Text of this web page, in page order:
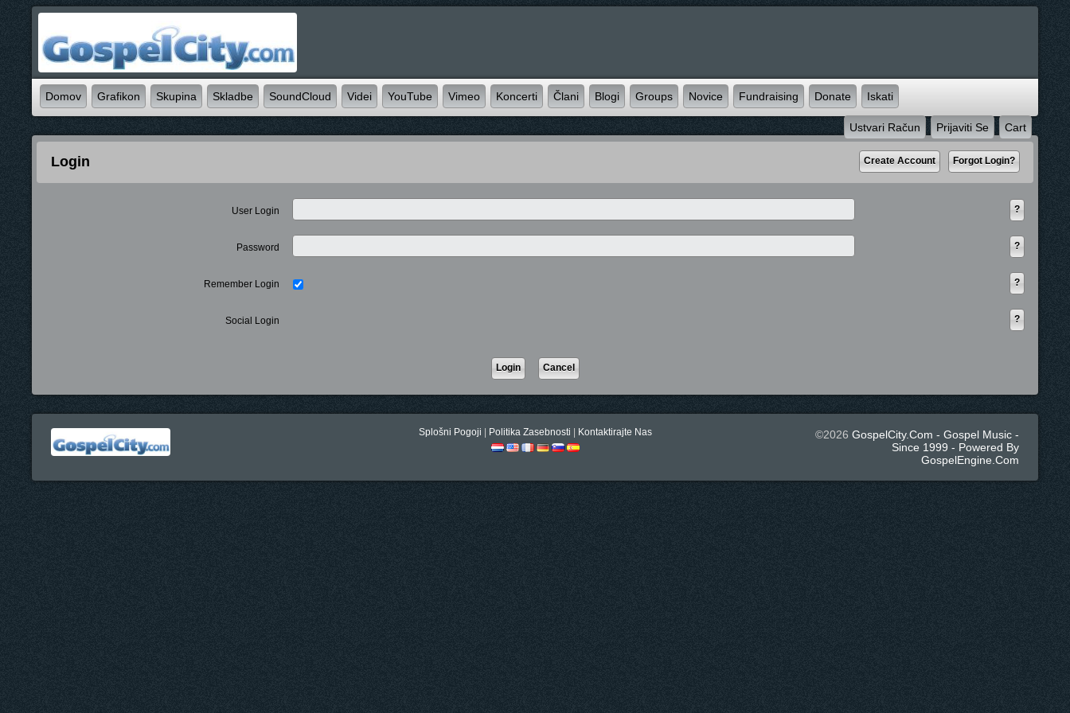
Domov Grafikon Skupina Skladbe SoundCloud Videi YouTube Vimeo Koncerti Člani Blogi Groups Novice Fundraising Donate Iskati
Ustvari Račun Prijaviti Se Cart
Login
User Login
Password
Remember Login
Social Login
Splošni Pogoji Politika Zasebnosti Kontaktirajte Nas ©2026 GospelCity.com - Gospel Music -
Since 1999 - Powered By
GospelEngine.com